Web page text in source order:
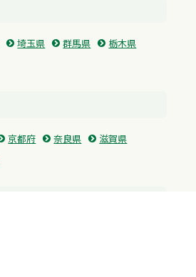
埼玉県 群馬県
栃木県
京都府 奈良県
滋賀県